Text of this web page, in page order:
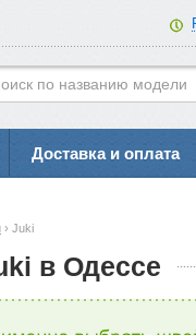
Доставка и оплата
› Juki
в Одессе